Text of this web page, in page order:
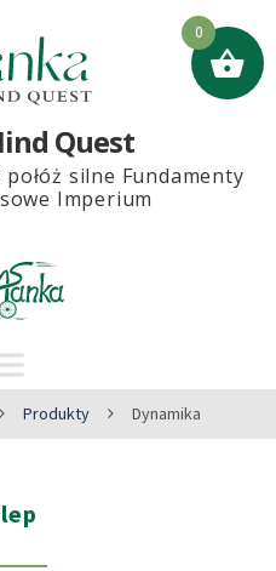
Quest
silne Fundamenty
Imperium
Produkty Dynamika
0